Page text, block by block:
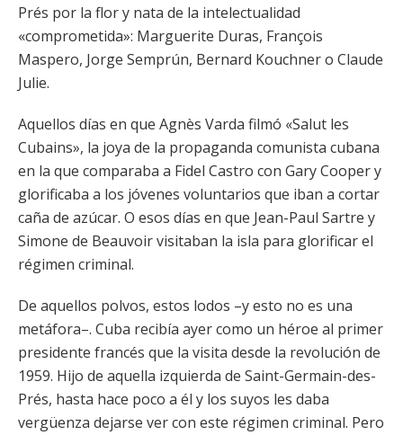
Prés por la flor y nata de la intelectualidad
«comprometida»: Marguerite Duras, François
Maspero, Jorge Semprún, Bernard Kouchner o Claude
Julie.
Aquellos días en que Agnès Varda filmó «Salut les
Cubains», la joya de la propaganda comunista cubana
en la que comparaba a Fidel Castro con Gary Cooper y
glorificaba a los jóvenes voluntarios que iban a cortar
caña de azúcar. O esos días en que Jean-Paul Sartre y
Simone de Beauvoir visitaban la isla para glorificar el
régimen criminal.
De aquellos polvos, estos lodos –y esto no es una
metáfora–. Cuba recibía ayer como un héroe al primer
presidente francés que la visita desde la revolución de
1959. Hijo de aquella izquierda de Saint-Germain-des-
Prés, hasta hace poco a él y los suyos les daba
vergüenza dejarse ver con este régimen criminal. Pero